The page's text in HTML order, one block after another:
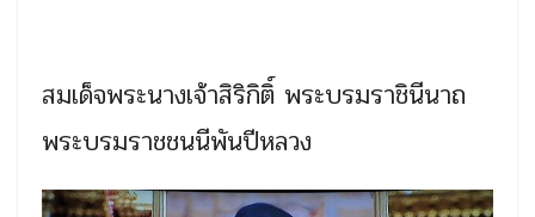
สมเด็จพระนางเจ้าสิริกิติ์ พระบรมราชินีนาถ
พระบรมราชชนนีพันปีหลวง